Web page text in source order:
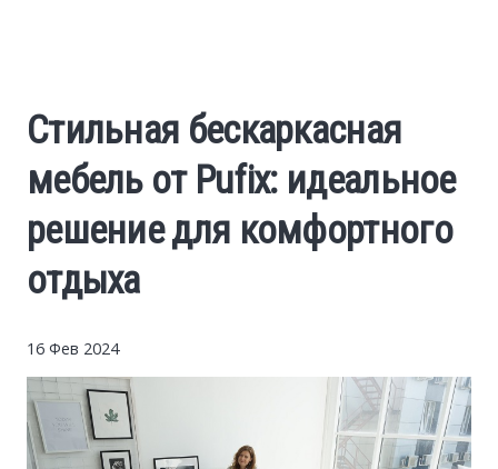
Finance
News
Politics
Sport
Стильная бескаркасная
мебель от Pufix: идеальное
решение для комфортного
отдыха
16 Фев 2024